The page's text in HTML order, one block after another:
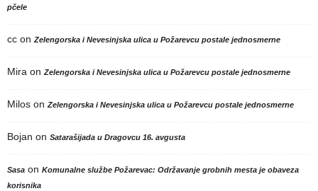
pčele
cc on Zelengorska i Nevesinjska ulica u Požarevcu postale jednosmerne
Mira on Zelengorska i Nevesinjska ulica u Požarevcu postale jednosmerne
Milos on Zelengorska i Nevesinjska ulica u Požarevcu postale jednosmerne
Bojan on Satarašijada u Dragovcu 16. avgusta
Sasa on Komunalne službe Požarevac: Održavanje grobnih mesta je obaveza
korisnika